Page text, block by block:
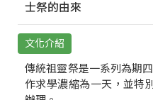
士祭的由來
文化介紹
傳統祖靈祭是一系列為期
作求學濃縮為一天，並特